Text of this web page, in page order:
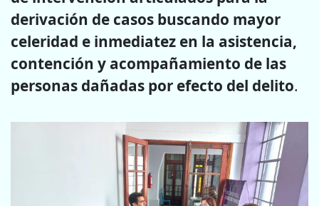
derivación de casos buscando mayor
celeridad e inmediatez en la asistencia,
contención y acompañamiento de las
personas dañadas por efecto del delito.